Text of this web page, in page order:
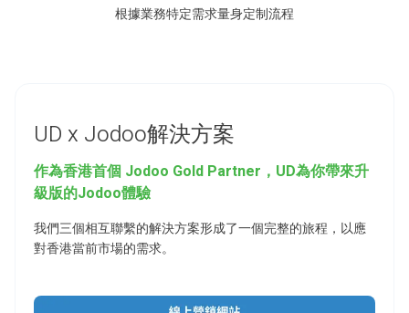
根據業務特定需求量身定制流程
UD x Jodoo解決方案
作為香港首個 Jodoo Gold Partner，UD為你帶來升
級版的Jodoo體驗
我們三個相互聯繫的解決方案形成了一個完整的旅程，以應
對香港當前市場的需求。